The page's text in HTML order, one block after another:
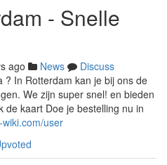
- Snelle
ago News
Discuss
? In Rotterdam kan je bij ons de
We zijn super snel! en bieden
de kaart Doe je bestelling nu in
user